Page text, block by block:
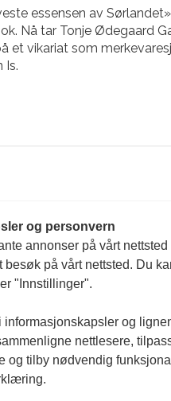
essensen av
Nå tar Tonje Ødegaard
et vikariat som
Is.
og personvern
annonser på vårt nettsted
besøk på vårt nettsted. Du
"Innstillinger".
informasjonskapsler og
nettlesere,
og tilby nødvendig